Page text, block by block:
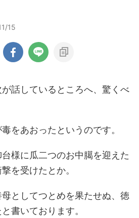
15
話しているところへ、驚くべ
毒をあおったというのです。
様に瓜二つのお中臈を迎えた
を受けたとか。
としてつとめを果たせぬ、徳
書いております。